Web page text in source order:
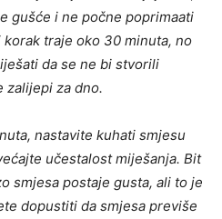
gušće i ne počne poprimaati
traje oko 30 minuta, no
da se ne bi stvorili
zalijepi za dno.
nastavite kuhati smjesu
učestalost miješanja. Bit
smjesa postaje gusta, ali to je
dopustiti da smjesa previše